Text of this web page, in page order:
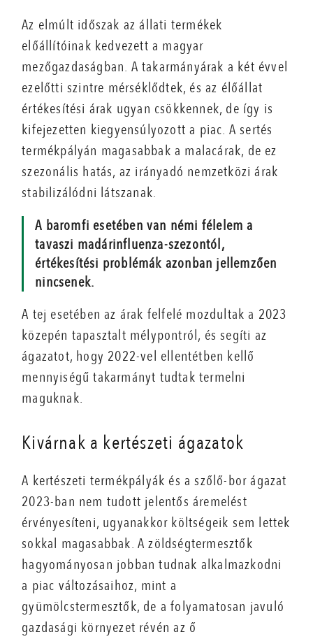
Az elmúlt időszak az állati termékek
előállítóinak kedvezett a magyar
mezőgazdaságban. A takarmányárak a két évvel
ezelőtti szintre mérséklődtek, és az élőállat
értékesítési árak ugyan csökkennek, de így is
kifejezetten kiegyensúlyozott a piac. A sertés
termékpályán magasabbak a malacárak, de ez
szezonális hatás, az irányadó nemzetközi árak
stabilizálódni látszanak.
A baromfi esetében van némi félelem a
tavaszi madárinfluenza-szezontól,
értékesítési problémák azonban jellemzően
nincsenek.
A tej esetében az árak felfelé mozdultak a 2023
közepén tapasztalt mélypontról, és segíti az
ágazatot, hogy 2022-vel ellentétben kellő
mennyiségű takarmányt tudtak termelni
maguknak.
Kivárnak a kertészeti ágazatok
A kertészeti termékpályák és a szőlő-bor ágazat
2023-ban nem tudott jelentős áremelést
érvényesíteni, ugyanakkor költségeik sem lettek
sokkal magasabbak. A zöldségtermesztők
hagyományosan jobban tudnak alkalmazkodni
a piac változásaihoz, mint a
gyümölcstermesztők, de a folyamatosan javuló
gazdasági környezet révén az ő